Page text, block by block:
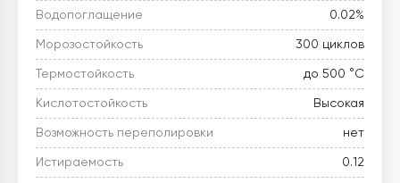
Водопоглащение 0.02%
Морозостойкость 300 циклов
Термостойкость до 500 °C
Кислотостойкость Высокая
Возможность переполировки нет
Истираемость 0.12